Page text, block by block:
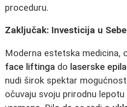
proceduru.
Zaključak: Investicija u Sebe
Moderna estetska medicina,
face liftinga do laserske
nudi širok spektar
očuvaju svoju prirodnu